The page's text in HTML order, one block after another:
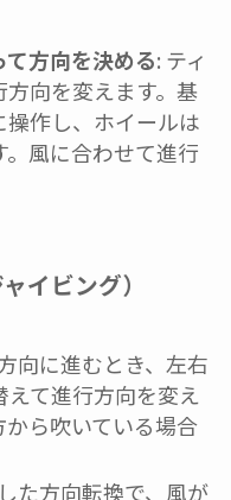
方向を決める: ティ
向を変えます。基
作し、ホイールは
風に合わせて進行
イビング）
向に進むとき、左右
て進行方向を変え
ら吹いている場合
た方向転換で、風が